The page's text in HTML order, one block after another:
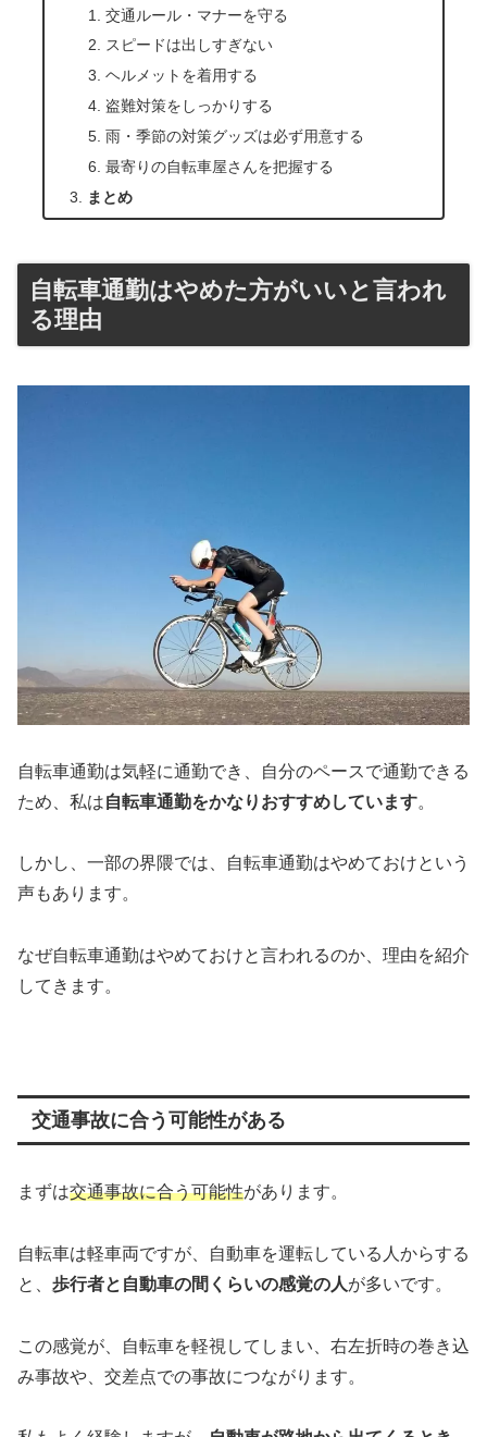
交通ルール・マナーを守る
スピードは出しすぎない
ヘルメットを着用する
盗難対策をしっかりする
雨・季節の対策グッズは必ず用意する
最寄りの自転車屋さんを把握する
まとめ
自転車通勤はやめた方がいいと言われ
る理由
自転車通勤は気軽に通勤でき、自分のペースで通勤できる
ため、私は自転車通勤をかなりおすすめしています。
しかし、一部の界隈では、自転車通勤はやめておけという
声もあります。
なぜ自転車通勤はやめておけと言われるのか、理由を紹介
してきます。
交通事故に合う可能性がある
まずは交通事故に合う可能性があります。
自転車は軽車両ですが、自動車を運転している人からする
と、 歩行者と自動車の間くらいの感覚の人が多いです。
この感覚が、自転車を軽視してしまい、右左折時の巻き込
み事故や、交差点での事故につながります。